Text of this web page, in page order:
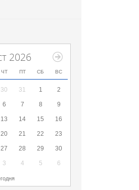
2026
ЧТ ПТ СБ ВС
30 31 1 2
6 7 8 9
13 14 15 16
20 21 22 23
27 28 29 30
3 4 5 6